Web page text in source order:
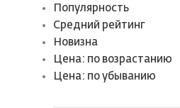
Популярность
Средний рейтинг
Новизна
Цена: по возрастанию
Цена: по убыванию